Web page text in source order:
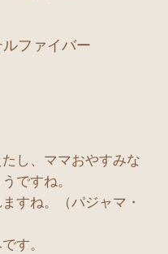
ファイバー
し、ママおやすみな
ですね。
すね。（パジャマ・
す。